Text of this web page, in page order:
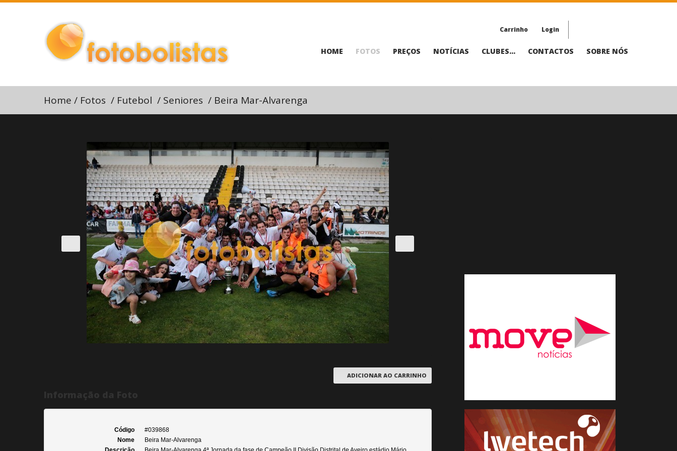
Carrinho Login
HOME FOTOS PREÇOS NOTÍCIAS CLUBES... CONTACTOS SOBRE NÓS
Home / Fotos / Futebol / Seniores / Beira Mar-Alvarenga
ADICIONAR AO CARRINHO
Código
#039868
Nome
Beira Mar-Alvarenga